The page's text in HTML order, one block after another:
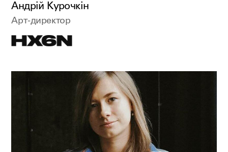
Андрій Курочкін
Арт-директор